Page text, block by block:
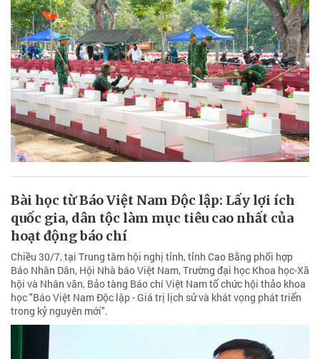
Bài học từ Báo Việt Nam Độc lập: Lấy lợi ích
quốc gia, dân tộc làm mục tiêu cao nhất của
hoạt động báo chí
Chiều 30/7, tại Trung tâm hội nghị tỉnh, tỉnh Cao Bằng phối hợp
Báo Nhân Dân, Hội Nhà báo Việt Nam, Trường đại học Khoa học-Xã
hội và Nhân văn, Bảo tàng Báo chí Việt Nam tổ chức hội thảo khoa
học "Báo Việt Nam Độc lập - Giá trị lịch sử và khát vọng phát triển
trong kỷ nguyên mới".